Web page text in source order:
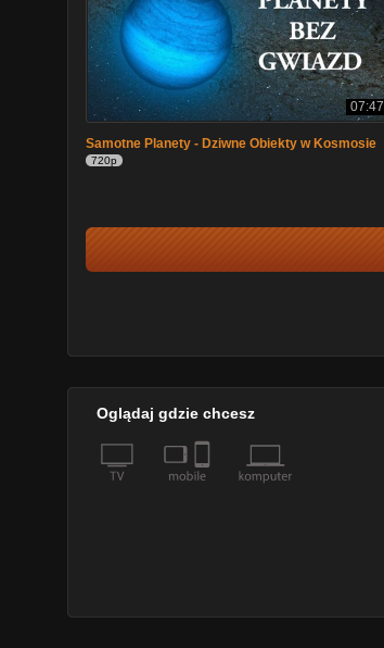
07:47
Samotne Planety - Dziwne Obiekty w Kosmosie
720p
Oglądaj gdzie chcesz